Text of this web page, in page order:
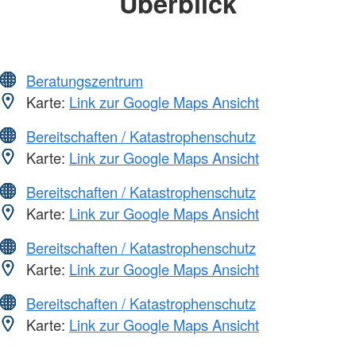
Beratungszentrum
Karte: Link zur Google Maps Ansicht
Bereitschaften / Katastrophenschutz
Karte: Link zur Google Maps Ansicht
Bereitschaften / Katastrophenschutz
Karte: Link zur Google Maps Ansicht
Bereitschaften / Katastrophenschutz
Karte: Link zur Google Maps Ansicht
Bereitschaften / Katastrophenschutz
Karte: Link zur Google Maps Ansicht